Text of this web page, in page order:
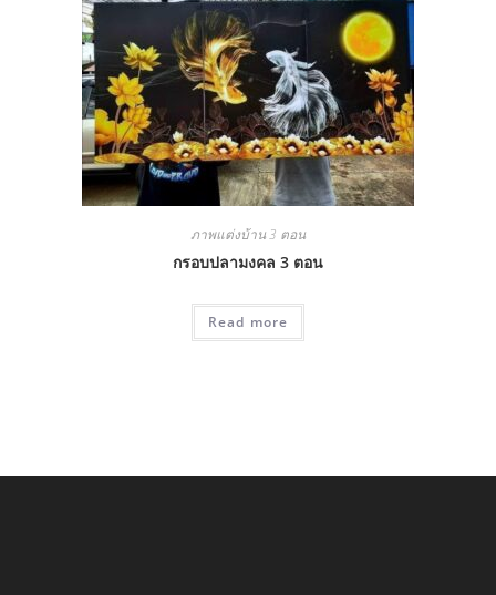
ภาพแต่งบ้าน 3 ตอน
กรอบปลามงคล 3 ตอน
Read more